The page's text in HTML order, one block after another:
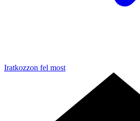
Iratkozzon fel most